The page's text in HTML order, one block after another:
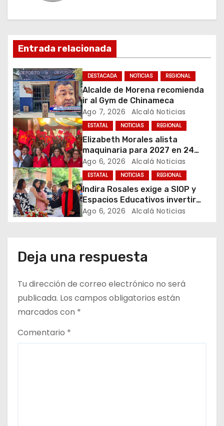
c
i
ó
n
d
e
e
n
t
d
a
s
Entrada relacionada
DESTACADA NOTICIAS REGIONAL
Alcalde de Morena recomienda
ir al Gym de Chinameca
Ago 7, 2026 Alcalá Noticias
ESTATAL NOTICIAS REGIONAL
Elizabeth Morales alista
maquinaria para 2027 en 24
municipios de Veracruz
Ago 6, 2026 Alcalá Noticias
ESTATAL NOTICIAS REGIONAL
Indira Rosales exige a SIOP y
Espacios Educativos invertir
760 millones de pesos en obras
Ago 6, 2026 Alcalá Noticias
Deja una respuesta
Tu dirección de correo electrónico no será
publicada. Los campos obligatorios están
marcados con *
Comentario *